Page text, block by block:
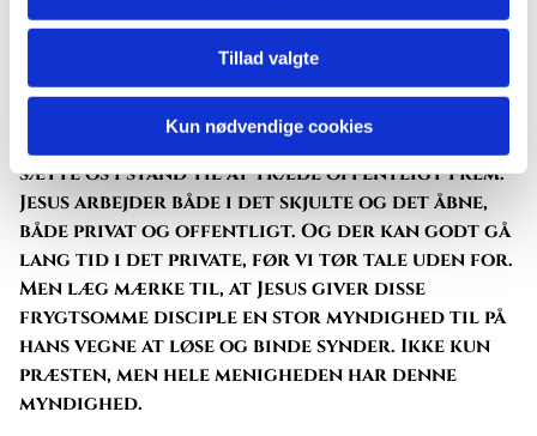
Tillad valgte
Kun nødvendige cookies
Pinsedag kommer Helligånden både hørbart
og synligt som storm og ild for åbne døre, så
hele offentligheden kan følge med. Nogle
gange kommer Jesus for at sætte mod i os bag
lukkede døre. Andre gange kommer han for at
sætte os i stand til at træde offentligt frem.
Jesus arbejder både i det skjulte og det åbne,
både privat og offentligt. Og der kan godt gå
lang tid i det private, før vi tør tale uden for.
Men læg mærke til, at Jesus giver disse
frygtsomme disciple en stor myndighed til på
hans vegne at løse og binde synder. Ikke kun
præsten, men hele menigheden har denne
myndighed.